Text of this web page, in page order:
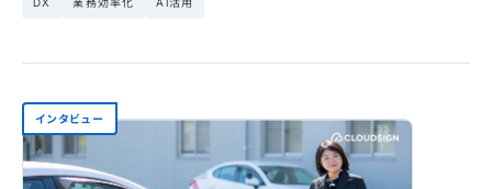
インタビュー